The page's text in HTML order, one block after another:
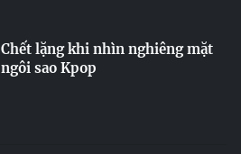
Chết lặng khi nhìn nghiêng mặt
ngôi sao Kpop